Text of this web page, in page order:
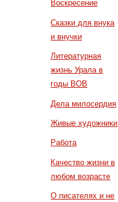
Воскресение
Сказки для внука
и внучки
Литературная
жизнь Урала в
годы ВОВ
Дела милосердия
Живые художники
Работа
Качество жизни в
любом возрасте
О писателях и не